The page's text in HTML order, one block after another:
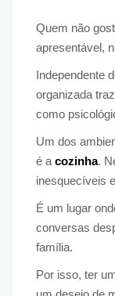
Quem não
apresentável,
Independente
organizada
como
Um dos
é a cozinha.
inesquecíveis
É um lugar
conversas
família.
Por isso, ter